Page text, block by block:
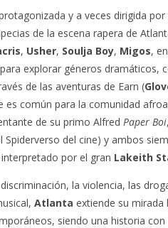
y a veces dirigida
de la escena rapera de
, Usher, Soulja Boy, Migos,
explorar géneros dramáticos,
de las aventuras de Earn (
es común para la comunidad
de su primo Alfred Paper Boi
Spiderverso del cine) y ambos
por el gran Lakeith
la violencia, las
Atlanta extiende su mirada
siendo una historia